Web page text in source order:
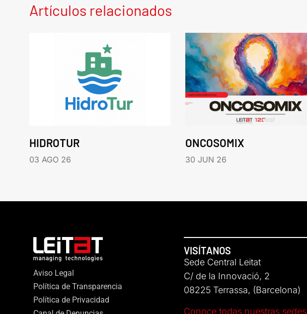
Artículos relacionados
HIDROTUR
03 AGO 26
ONCOSOMIX
30 JUN 26
Aviso Legal
Política de Transparencia
Política de Privacidad
VISÍTANOS
Sede Central Leitat
C/ de la Innovació, 2
08225 Terrassa, (Barcelona)
Conoce todas nuestras sedes